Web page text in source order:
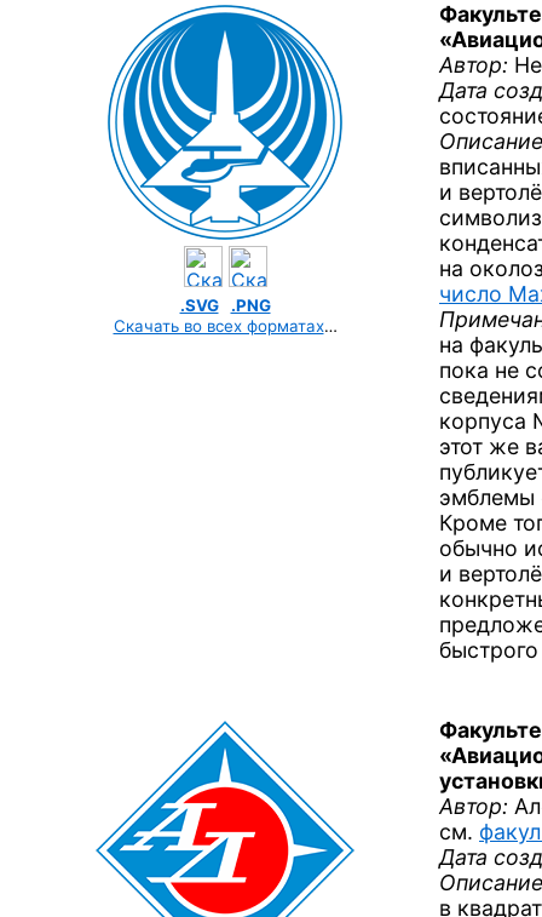
.SVG
.PNG
Скачать во всех форматах…
Автор:
Дата
и
на
число
на
пока не
корпуса
этот же
эмблемы
Кроме
обычно
и
Автор:
см.
Дата
в